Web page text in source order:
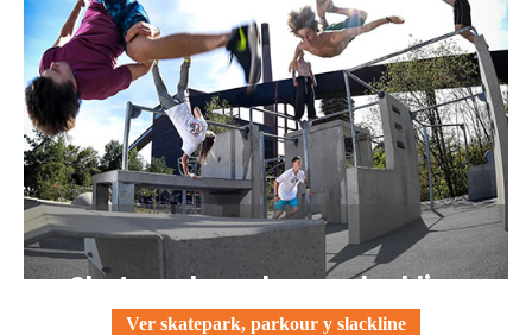
Skatepark, parkour y slackline
Ver skatepark, parkour y slackline